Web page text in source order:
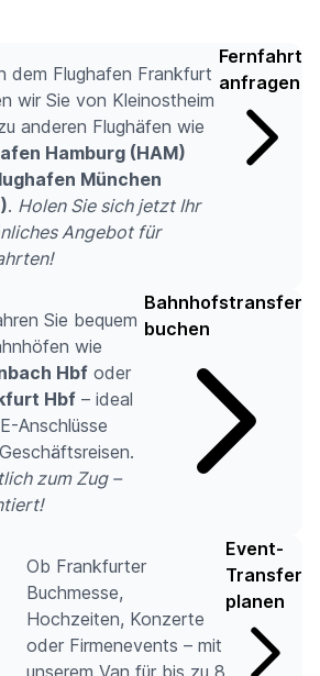
dem Flughafen Frankfurt
wir Sie von Kleinostheim
anderen Flughäfen wie
Hamburg (HAM)
München
. Holen Sie sich jetzt Ihr
Angebot für
Fernfahrt
anfragen
Sie bequem
wie
Hbf oder
Hbf – ideal
Anschlüsse
zum Zug –
Bahnhofstransfer
buchen
Ob Frankfurter
Buchmesse,
Hochzeiten, Konzerte
oder Firmenevents – mit
unserem Van für bis zu 8
Event-
Transfer
planen